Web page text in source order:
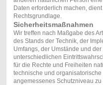
Daten erforderlich machen,
Rechtsgrundlage.
Sicherheitsmaßnahmen
Wir treffen nach Maßgabe des
des Stands der Technik, der
Umfangs, der Umstände und
unterschiedlichen
für die Rechte und Freiheiten
technische und
angemessenes Schutzniveau zu